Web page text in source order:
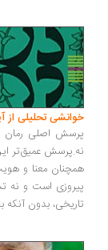
تحلیلی از
اصلی رمان صرفاً
عمیق‌تر این
معنا و هویت خود
است و نه تسلیم.
بدون آنکه به